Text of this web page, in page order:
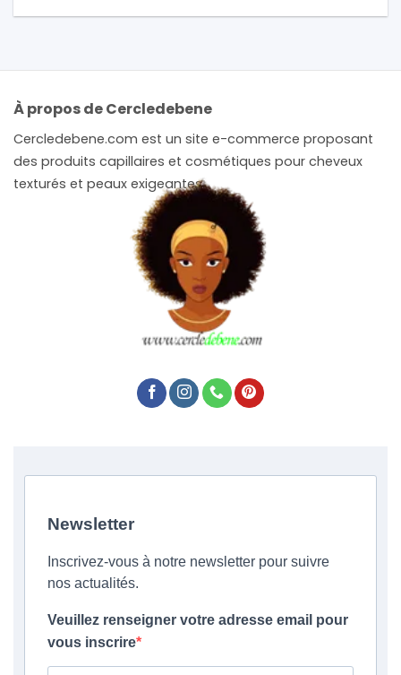
À propos de Cercledebene
Cercledebene.com est un site e-commerce proposant
des produits capillaires et cosmétiques pour cheveux
texturés et peaux exigeantes.
Newsletter
Inscrivez-vous à notre newsletter pour suivre
nos actualités.
Veuillez renseigner votre adresse email pour
vous inscrire